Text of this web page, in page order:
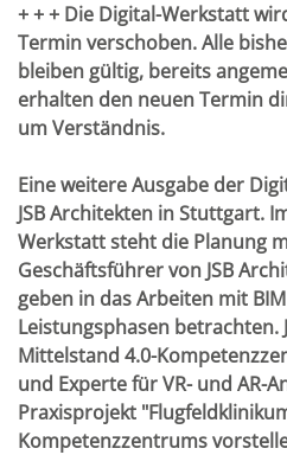
+ + + Die Digital-Werkstatt
Termin verschoben. Alle
bleiben gültig, bereits
erhalten den neuen Termin
um Verständnis.
Eine weitere Ausgabe der
JSB Architekten in Stuttgart.
Werkstatt steht die Planung
Geschäftsführer von JSB
geben in das Arbeiten mit
Leistungsphasen betrachten.
Mittelstand 4.0-
und Experte für VR- und AR-
Praxisprojekt
Kompetenzzentrums